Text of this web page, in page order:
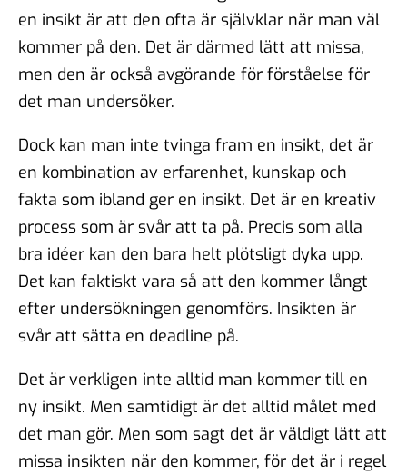
en insikt är att den ofta är självklar när man väl
kommer på den. Det är därmed lätt att missa,
men den är också avgörande för förståelse för
det man undersöker.
Dock kan man inte tvinga fram en insikt, det är
en kombination av erfarenhet, kunskap och
fakta som ibland ger en insikt. Det är en kreativ
process som är svår att ta på. Precis som alla
bra idéer kan den bara helt plötsligt dyka upp.
Det kan faktiskt vara så att den kommer långt
efter undersökningen genomförs. Insikten är
svår att sätta en deadline på.
Det är verkligen inte alltid man kommer till en
ny insikt. Men samtidigt är det alltid målet med
det man gör. Men som sagt det är väldigt lätt att
missa insikten när den kommer, för det är i regel